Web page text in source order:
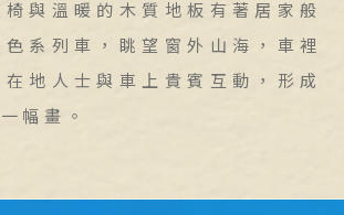
與溫暖的木質地板有著居家般
系列車，眺望窗外山海，車裡
地人士與車上貴賓互動，形成
幅畫。